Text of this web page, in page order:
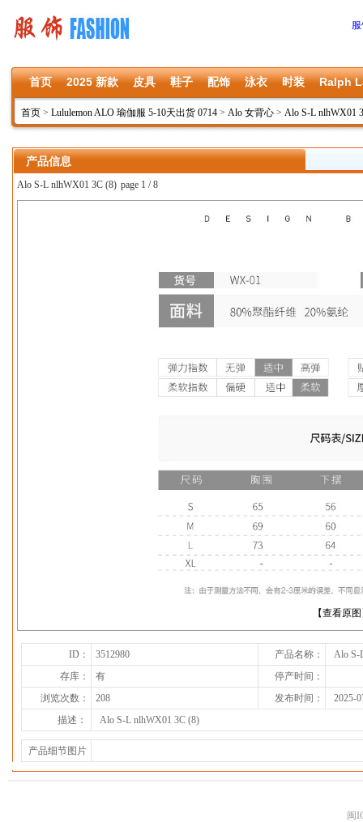
首页 2025 新款 皮具 鞋子 配饰 泳衣 时装 Ralph
首页 > Lululemon ALO 瑜伽服 5-10天出货 0714 > Alo 女背心 > Alo S-L nlhWX01
产品信息
Alo S-L nlhWX01 3C (8) page 1 / 8
【查看原
下一张
ID： 3512980 产品名称：
Alo S-
存库：
有
停产时间：
浏览次数：
208 发布时间：
2025-
描述：
Alo S-L nlhWX01 3C (8)
产品细节图片
闽